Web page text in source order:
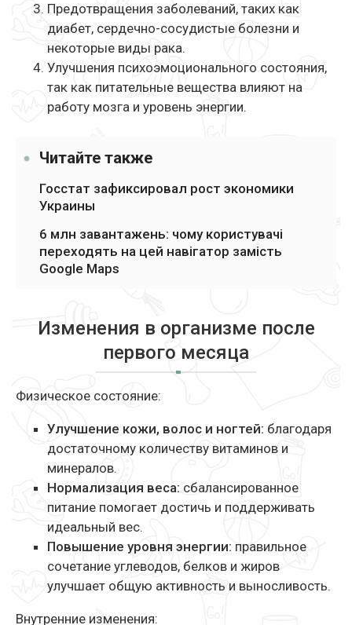
Предотвращения заболеваний, таких как
диабет, сердечно-сосудистые болезни и
некоторые виды рака.
Улучшения психоэмоционального состояния,
так как питательные вещества влияют на
работу мозга и уровень энергии.
Читайте также
Госстат зафиксировал рост экономики
Украины
6 млн завантажень: чому користувачі
переходять на цей навігатор замість
Google Maps
Изменения в организме после
первого месяца
Физическое состояние:
Улучшение кожи, волос и ногтей: благодаря
достаточному количеству витаминов и
минералов.
Нормализация веса: сбалансированное
питание помогает достичь и поддерживать
идеальный вес.
Повышение уровня энергии: правильное
сочетание углеводов, белков и жиров
улучшает общую активность и выносливость.
Внутренние изменения: